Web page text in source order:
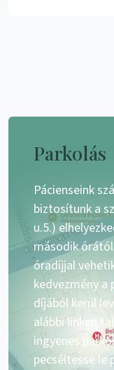
Parkolás
Pácienseink
biztosítunk a
u.5.)
második
óradíjjal
kedvezmény a
díjából kerül
alábbi linken
ingyenes
pecséltesse le